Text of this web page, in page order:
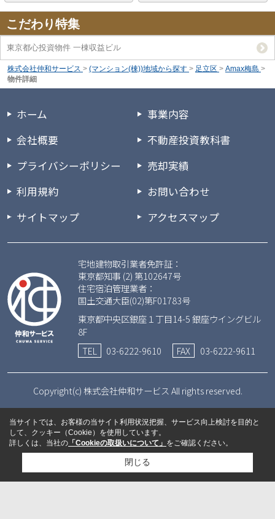
こだわり特集
東京都心投資物件 一棟収益ビル
株式会社仲和サービス > (マンション(棟))地域から探す > 足立区 > Amax梅島 >
物件詳細
ホーム
会社概要
プライバシーポリシー
利用規約
サイトマップ
事業内容
不動産投資教科書
売却実績
お問い合わせ
アクセスマップ
宅地建物取引業者免許証：
東京都知事 (2) 第102647号
住宅宿泊管理業者：
国土交通大臣(02)第F01783号
東京都中央区銀座１丁目14-5 銀座ウイングビル
8F
TEL
03-6222-9610 FAX 03-6222-9611
Copyright(c) 株式会社仲和サービス All rights reserved.
当サイトでは、お客様の当サイト利用状況把握、サービス向上検討を目的と
して、クッキー（Cookie）を使用しています。
詳しくは、当社の 「Cookieの取扱いについて」 をご確認ください。
閉じる